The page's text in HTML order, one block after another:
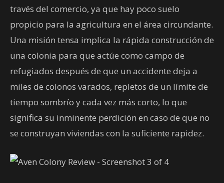
través del comercio, ya que hay poco suelo
propicio para la agricultura en el área circundante.
Una misión tensa implica la rápida construcción de
una colonia para que actúe como campo de
refugiados después de que un accidente deja a
miles de colonos varados, repletos de un límite de
tiempo sombrío y cada vez más corto, lo que
significa su inminente perdición en caso de que no
se construyan viviendas con la suficiente rapidez.